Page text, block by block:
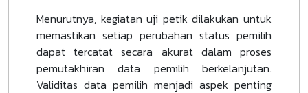
Menurutnya, kegiatan uji petik dilakukan untuk
memastikan setiap perubahan status pemilih
dapat tercatat secara akurat dalam proses
pemutakhiran data pemilih berkelanjutan.
Validitas data pemilih menjadi aspek penting